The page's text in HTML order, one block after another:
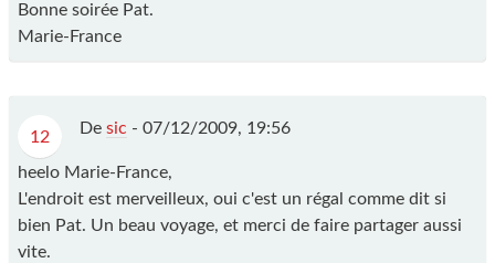
Bonne soirée Pat.
Marie-France
12 De sic - 07/12/2009, 19:56
heelo Marie-France,
L'endroit est merveilleux, oui c'est un régal comme dit si
bien Pat. Un beau voyage, et merci de faire partager aussi
vite.